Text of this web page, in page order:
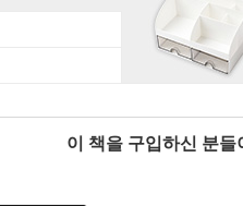
이 책을 구입하신 분